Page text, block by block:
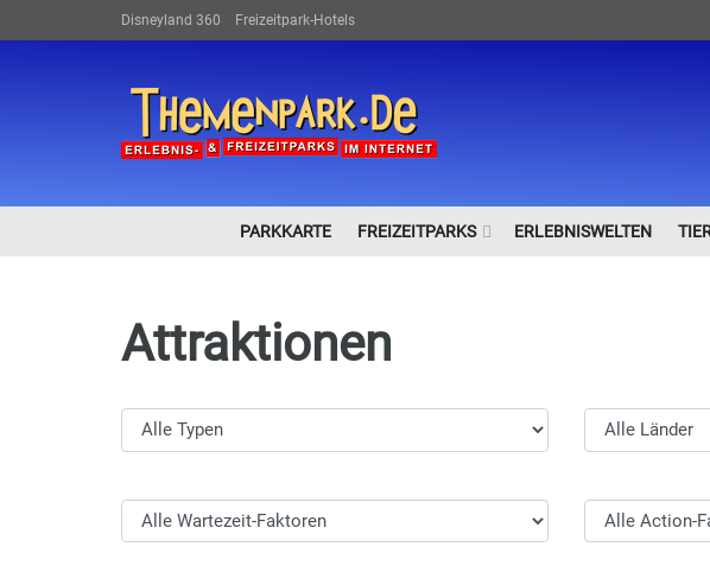
Disneyland 360 Freizeitpark-Hotels
PARKKARTE FREIZEITPARKS ERLEBNISWELTEN
Attraktionen